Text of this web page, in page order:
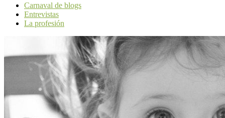
Carnaval de blogs
Entrevistas
La profesión